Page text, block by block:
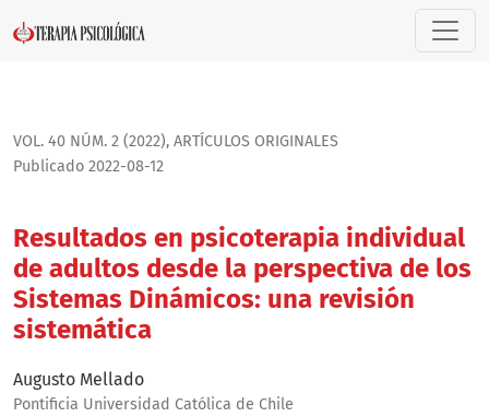
Resultados en psicoterapia individual de adultos desde
VOL. 40 NÚM. 2 (2022), ARTÍ­CULOS ORIGINALES
Resultados en psicoterapia individual
de adultos desde la perspectiva de los
Sistemas Dinámicos: una revisión
sistemática
Publicado 2022-08-12
Augusto Mellado
Pontificia Universidad Católica de Chile